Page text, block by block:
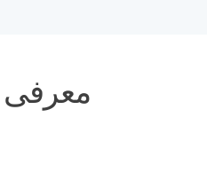
معرفی